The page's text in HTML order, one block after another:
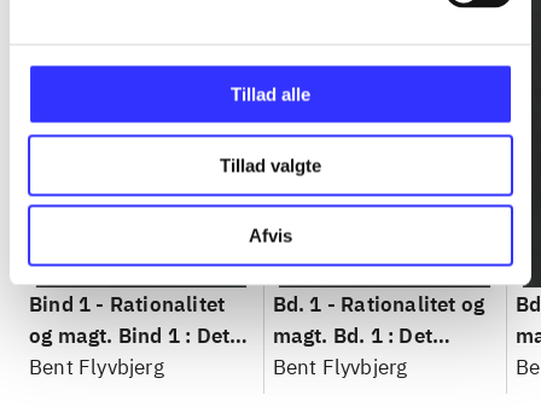
Tillad alle
Tillad valgte
Afvis
Bind 1 - Rationalitet
og magt. Bind 1 : Det
konkretes videnskab
Bent Flyvbjerg
Bd. 1 - Rationalitet og
magt. Bd. 1 : Det
konkretes videnskab
Bent Flyvbjerg